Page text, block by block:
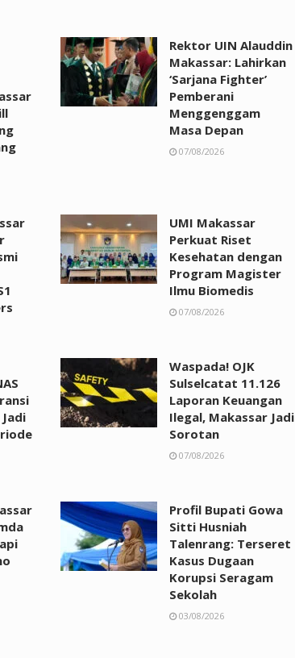
Rektor UIN Alauddin
Makassar: Lahirkan
‘Sarjana Fighter’
Pemberani
Menggenggam
Masa Depan
07/08/2026
UMI Makassar
Perkuat Riset
Kesehatan dengan
Program Magister
Ilmu Biomedis
07/08/2026
Waspada! OJK
Sulselcatat 11.126
Laporan Keuangan
Ilegal, Makassar Jadi
Sorotan
07/08/2026
Profil Bupati Gowa
Sitti Husniah
Talenrang: Terseret
Kasus Dugaan
Korupsi Seragam
Sekolah
03/08/2026